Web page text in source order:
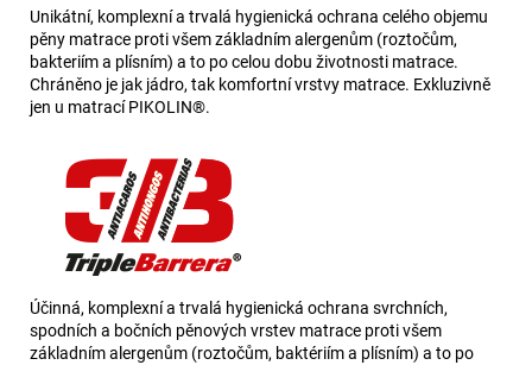
Unikátní, komplexní a trvalá hygienická ochrana celého objemu
pěny matrace proti všem základním alergenům (roztočům,
bakteriím a plísním) a to po celou dobu životnosti matrace.
Chráněno je jak jádro, tak komfortní vrstvy matrace. Exkluzivně
jen u matrací PIKOLIN®.
Účinná, komplexní a trvalá hygienická ochrana svrchních,
spodních a bočních pěnových vrstev matrace proti všem
základním alergenům (roztočům, baktériím a plísním) a to po